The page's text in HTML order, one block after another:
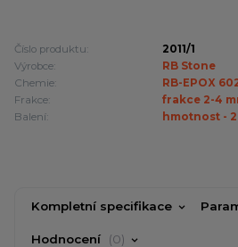
Číslo produktu:
2011/1
Výrobce:
RB Stone
Chemie:
RB-EPOX
Frakce:
frakce 2-4
Balení:
hmotnost -
Kompletní specifikace
Hodnocení 0